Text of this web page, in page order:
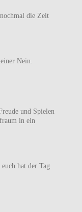
die Zeit
Nein.
und Spielen
in ein
hat der Tag